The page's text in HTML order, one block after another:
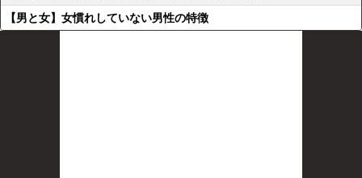
【男と女】女慣れしていない男性の特徴